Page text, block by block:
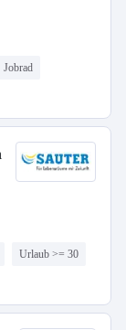
Jobrad
Urlaub >= 30